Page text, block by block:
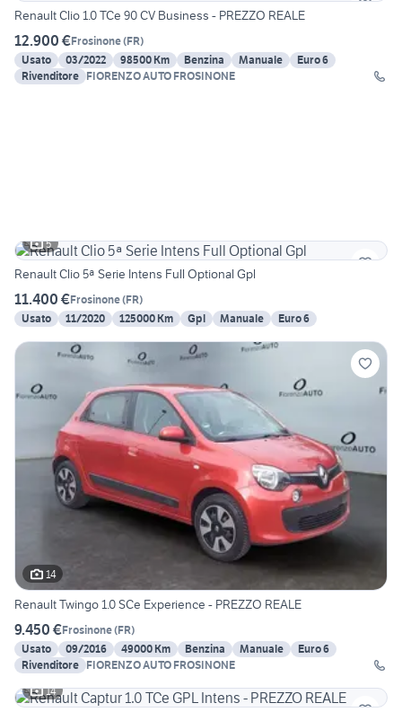
Renault Clio 1.0 TCe 90 CV Business - PREZZO REALE
12.900 €Frosinone(FR)
Usato
03/2022 98500 Km Benzina Manuale
Euro 6
Rivenditore FIORENZO AUTO FROSINONE
5
Renault Clio 5ª Serie Intens Full Optional Gpl
11.400 €Frosinone(FR)
Usato
11/2020 125000 Km Gpl Manuale Euro 6
14
Renault Twingo 1.0 SCe Experience - PREZZO REALE
9.450 €Frosinone(FR)
Usato
09/2016 49000 Km Benzina Manuale
Euro 6
Rivenditore FIORENZO AUTO FROSINONE
14